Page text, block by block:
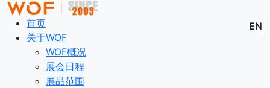
EN
首页
关于WOF
WOF概况
展会日程
展品范围